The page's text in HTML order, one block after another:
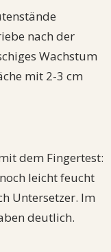
nach der
Wachstum
mit 2-3 cm
dem Fingertest:
leicht feucht
Untersetzer. Im
deutlich.